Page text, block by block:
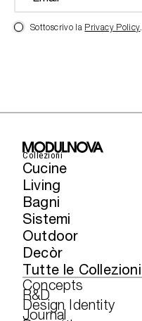
Sottoscrivo la Privacy Policy.
Collezioni
Cucine
Living
Bagni
Sistemi
Outdoor
Decòr
Tutte le Collezioni
Concepts
R&D
Design Identity
Journal